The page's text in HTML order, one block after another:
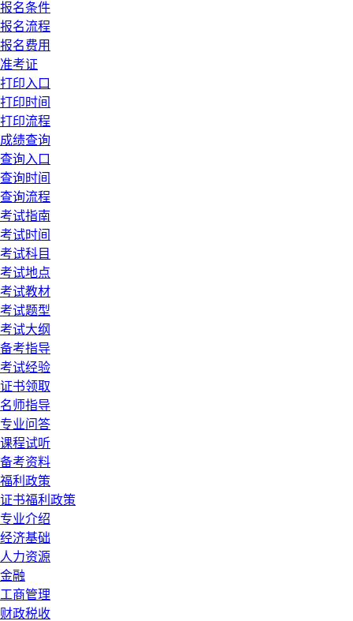
报名条件
报名流程
报名费用
准考证
打印入口
打印时间
打印流程
成绩查询
查询入口
查询时间
查询流程
考试指南
考试时间
考试科目
考试地点
考试教材
考试题型
考试大纲
备考指导
考试经验
证书领取
名师指导
专业问答
课程试听
备考资料
福利政策
证书福利政策
专业介绍
经济基础
人力资源
金融
工商管理
财政税收